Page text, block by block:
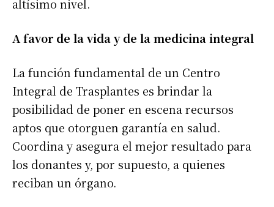
altísimo nivel.
A favor de la vida y de la medicina integral
La función fundamental de un Centro
Integral de Trasplantes es brindar la
posibilidad de poner en escena recursos
aptos que otorguen garantía en salud.
Coordina y asegura el mejor resultado para
los donantes y, por supuesto, a quienes
reciban un órgano.